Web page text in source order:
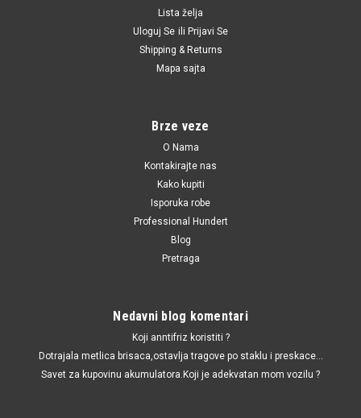
12237786869 / 20924094 / 0250402002 / CH701 / HDS415 /
DG178 / LP089 / 3148600001 / 500648
318/320/330 d,E87 118/120 d,E90 325/330 d,E60
Lista želja
Uloguj Se ili Prijavi Se
Shipping & Returns
Mapa sajta
Brze veze
O Nama
Kontakirajte nas
Kako kupiti
Isporuka robe
Professional Hundert
Blog
Pretraga
Nedavni blog komentari
Koji anntifriz koristiti ?
Dotrajala metlica brisaca,ostavlja tragove po staklu i preskace...
Savet za kupovinu akumulatora.Koji je adekvatan mom vozilu ?